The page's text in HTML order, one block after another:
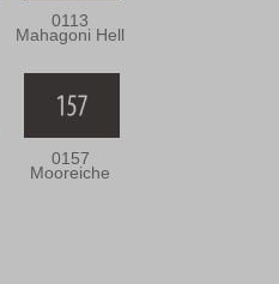
0113
Mahagoni Hell
0157
Mooreiche